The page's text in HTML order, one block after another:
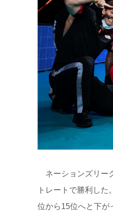
ネーションズリー
トレートで勝利し
位から15位へと下が